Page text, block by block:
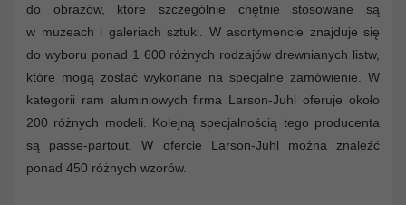
do obrazów, które szczególnie chętnie stosowane są
w muzeach i galeriach sztuki. W asortymencie znajduje się
do wyboru ponad 1 600 różnych rodzajów drewnianych listw,
które mogą zostać wykonane na specjalne zamówienie. W
kategorii ram aluminiowych firma Larson-Juhl oferuje około
200 różnych modeli. Kolejną specjalnością tego producenta
są passe-partout. W ofercie Larson-Juhl można znaleźć
ponad 450 różnych wzorów.